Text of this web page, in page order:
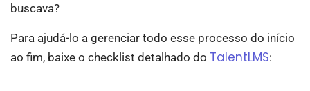
buscava?
Para ajudá-lo a gerenciar todo esse processo do início
ao fim, baixe o checklist detalhado do TalentLMS: